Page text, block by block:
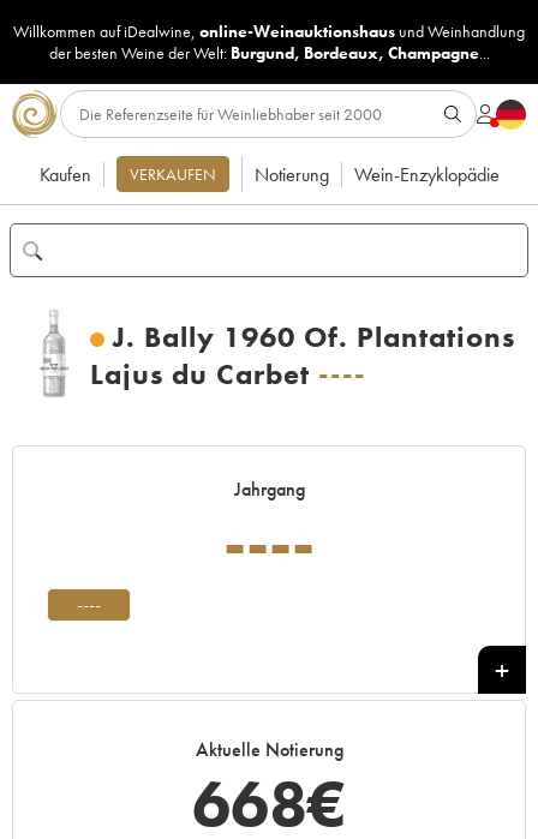
Willkommen auf iDealwine, online-Weinauktionshaus undWeinhandlung
der besten Weine der Welt: Burgund, Bordeaux, Champagne...
Kaufen VERKAUFEN Notierung Wein-Enzyklopädie
J. Bally 1960 Of. Plantations
Lajus du Carbet ----
Jahrgang
----
----
Aktuelle Notierung
668€